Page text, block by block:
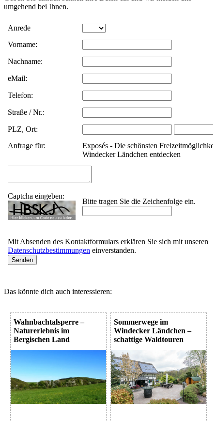
umgehend bei Ihnen.
Anrede
Vorname:
Nachname:
eMail:
Telefon:
Straße / Nr.:
PLZ, Ort:
Anfrage für:
Exposés - Die schönsten
Windecker Ländchen entdecken
Captcha eingeben:
Bitte tragen Sie die Zeichenfolge ein.
Mit Absenden des Kontaktformulars erklären Sie sich mit unseren
Datenschutzbestimmungen einverstanden.
Daten werden
gesendet. Bitte
warten.
Das könnte dich auch interessieren:
Wahnbachtalsperre –
Naturerlebnis im
Bergischen Land
Sommerwege im
Windecker Ländchen –
schattige Waldtouren